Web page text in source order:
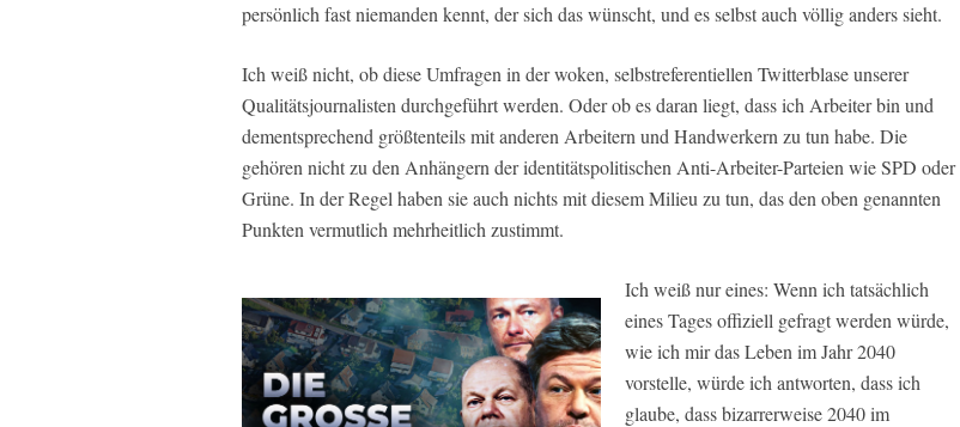
persönlich fast niemanden kennt, der sich das wünscht, und es selbst auch völlig anders sieht.
Ich weiß nicht, ob diese Umfragen in der woken, selbstreferentiellen Twitterblase unserer
Qualitätsjournalisten durchgeführt werden. Oder ob es daran liegt, dass ich Arbeiter bin und
dementsprechend größtenteils mit anderen Arbeitern und Handwerkern zu tun habe. Die
gehören nicht zu den Anhängern der identitätspolitischen Anti-Arbeiter-Parteien wie SPD oder
Grüne. In der Regel haben sie auch nichts mit diesem Milieu zu tun, das den oben genannten
Punkten vermutlich mehrheitlich zustimmt.
Ich weiß nur eines: Wenn ich tatsächlich
eines Tages offiziell gefragt werden würde,
wie ich mir das Leben im Jahr 2040
vorstelle, würde ich antworten, dass ich
glaube, dass bizarrerweise 2040 im